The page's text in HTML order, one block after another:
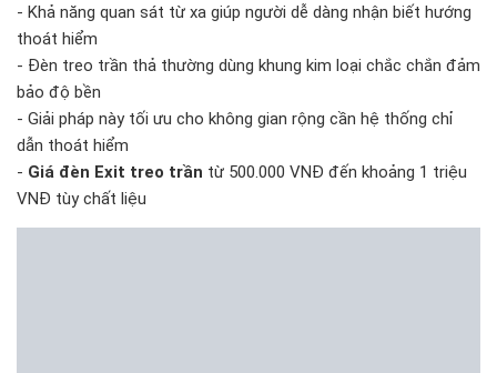
- Khả năng quan sát từ xa giúp người dễ dàng nhận biết hướng
thoát hiểm
- Đèn treo trần thả thường dùng khung kim loại chắc chắn đảm
bảo độ bền
- Giải pháp này tối ưu cho không gian rộng cần hệ thống chỉ
dẫn thoát hiểm
- Giá đèn Exit treo trần từ 500.000 VNĐ đến khoảng 1 triệu
VNĐ tùy chất liệu